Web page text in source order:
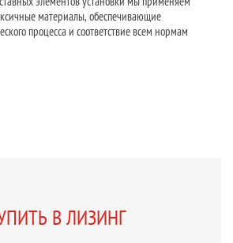
материалы, обеспечивающие
процесса и соответствие всем нормам
В ЛИЗИНГ